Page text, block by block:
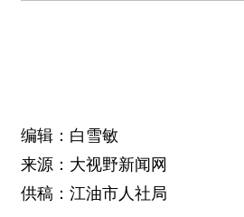
编辑：白雪敏
来源：大视野新闻网
供稿：江油市人社局